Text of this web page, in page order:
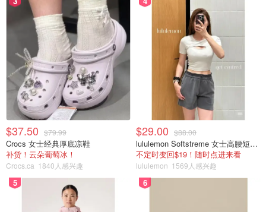
$37.50 $79.99
Crocs 女士经典厚底凉鞋
补货！云朵葡萄冰！
Crocs.ca 1840人感兴趣
$29.00 $88.00
lululemon Softstreme 女士高腰短裤 10cm
不定时变回$19！随时点进来看
lululemon 1569人感兴趣
5 6